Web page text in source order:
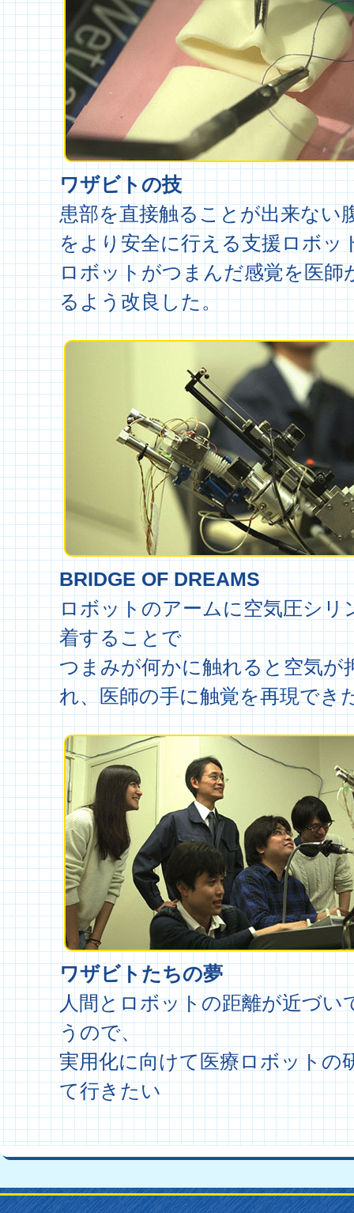
ワザビトの技
患部を直接触ることが出来ない
をより安全に行える支援ロボッ
ロボットがつまんだ感覚を医師
るよう改良した。
BRIDGE OF DREAMS
ロボットのアームに空気圧シリ
着することで
つまみが何かに触れると空気が
れ、医師の手に触覚を再現でき
ワザビトたちの夢
人間とロボットの距離が近づい
うので、
実用化に向けて医療ロボットの
て行きたい